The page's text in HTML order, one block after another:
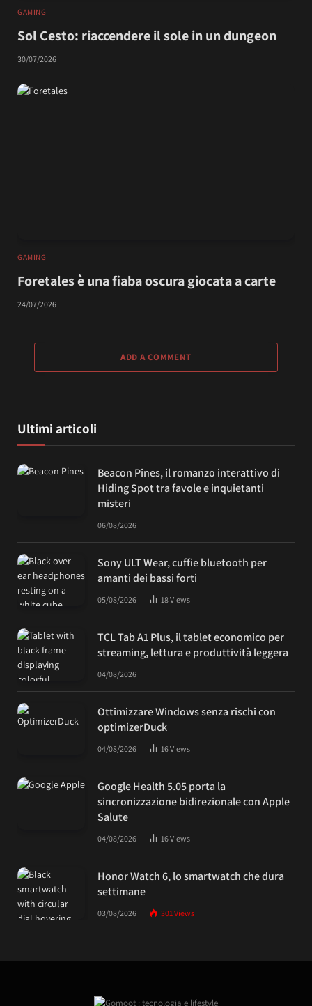
GAMING
Sol Cesto: riaccendere il sole in un dungeon
30/07/2026
GAMING
Foretales è una fiaba oscura giocata a carte
24/07/2026
ADD A COMMENT
Ultimi articoli
Beacon Pines, il romanzo interattivo di
Hiding Spot tra favole e inquietanti
misteri
06/08/2026
Sony ULT Wear, cuffie bluetooth per
amanti dei bassi forti
05/08/2026 18Views
TCL Tab A1 Plus, il tablet economico per
streaming, lettura e produttività leggera
04/08/2026
Ottimizzare Windows senza rischi con
optimizerDuck
04/08/2026 16Views
Google Health 5.05 porta la
sincronizzazione bidirezionale con Apple
Salute
04/08/2026 16Views
Honor Watch 6, lo smartwatch che dura
settimane
03/08/2026 301Views